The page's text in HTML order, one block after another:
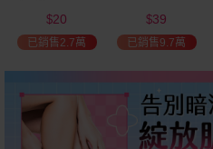
$20
已銷售2.7萬
$39
已銷售9.7萬